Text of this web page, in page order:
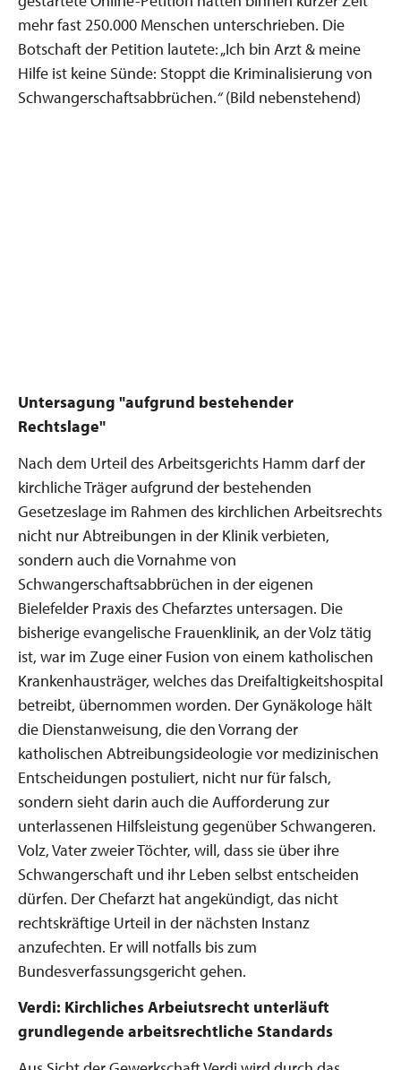
mehr fast 250.000 Menschen unterschrieben. Die
Botschaft der Petition lautete: „Ich bin Arzt & meine
Hilfe ist keine Sünde: Stoppt die Kriminalisierung von
Schwangerschaftsabbrüchen.“(Bild nebenstehend)
Untersagung "aufgrund bestehender
Rechtslage"
Nach dem Urteil des Arbeitsgerichts Hamm darf der
kirchliche Träger aufgrund der bestehenden
Gesetzeslage im Rahmen des kirchlichen Arbeitsrechts
nicht nur Abtreibungen in der Klinik verbieten,
sondern auch die Vornahme von
Schwangerschaftsabbrüchen in der eigenen
Bielefelder Praxis des Chefarztes untersagen. Die
bisherige evangelische Frauenklinik, an der Volz tätig
ist, war im Zuge einer Fusion von einem katholischen
Krankenhausträger, welches das Dreifaltigkeitshospital
betreibt, übernommen worden. Der Gynäkologe hält
die Dienstanweisung, die den Vorrang der
katholischen Abtreibungsideologie vor medizinischen
Entscheidungen postuliert, nicht nur für falsch,
sondern sieht darin auch die Aufforderung zur
unterlassenen Hilfsleistung gegenüber Schwangeren.
Volz, Vater zweier Töchter, will, dass sie über ihre
Schwangerschaft und ihr Leben selbst entscheiden
dürfen. Der Chefarzt hat angekündigt, das nicht
rechtskräftige Urteil in der nächsten Instanz
anzufechten. Er will notfalls bis zum
Bundesverfassungsgericht gehen.
Verdi: Kirchliches Arbeiutsrecht unterläuft
grundlegende arbeitsrechtliche Standards